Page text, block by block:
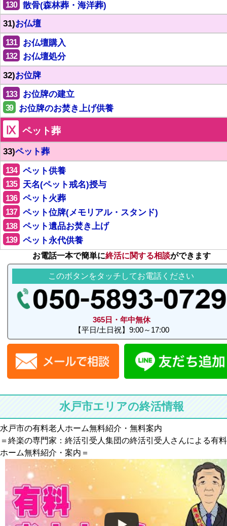
130
散骨(森林葬・海洋葬)
31)お仏壇
131 お仏壇購入
132
お仏壇処分
32)お位牌
133 お位牌の建立
39 お位牌のお焚き上げ供養
Ⅸ ペット葬
33)ペット葬
134 ペット供養
135 天名(ペット戒名)授与
136 ペット火葬
137 ペット位牌(メモリアル・スタンド)
138 ペット遺品お焚き上げ
139 ペット永代供養
お電話一本で簡単に終活に関する相談ができます
このボタンをタッチしてお電話ください
365日・年中無休
【平日/土日祝】9:00～17:00
水戸市エリアの終活情報
水戸市の有料老人ホーム無料紹介・無料案内
＝終楽の専門家：終活引受人集団の終活引受人さんによる有
ホーム無料紹介・案内＝